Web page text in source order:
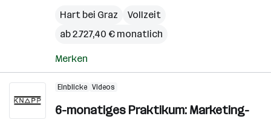
Hart bei Graz
Vollzeit
ab 2.727,40 € monatlich
Merken
Einblicke Videos
6-monatiges Praktikum: Marketing-